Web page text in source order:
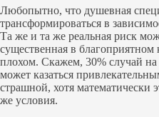
Любопытно, что душевная
трансформироваться в
Та же и та же реальная риск
существенная в благоприятном
плохом. Скажем, 30% случай
может казаться
страшной, хотя математически
же условия.